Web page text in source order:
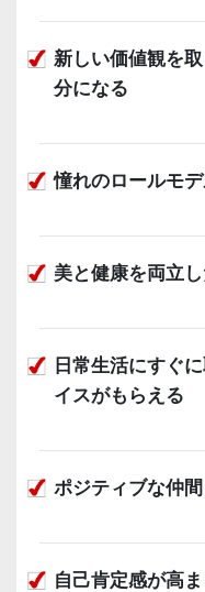
新しい価値観を
分になる
憧れのロールモ
美と健康を両立
日常生活にすぐ
イスがもらえる
ポジティブな仲
自己肯定感が高